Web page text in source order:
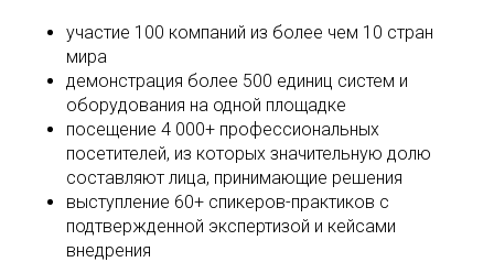
участие 100 компаний из более чем 10 стран
мира
демонстрация более 500 единиц систем и
оборудования на одной площадке
посещение 4 000+ профессиональных
посетителей, из которых значительную долю
составляют лица, принимающие решения
выступление 60+ спикеров-практиков с
подтвержденной экспертизой и кейсами
внедрения